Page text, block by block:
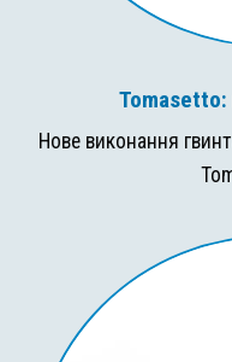
Tomasetto:
Нове виконання